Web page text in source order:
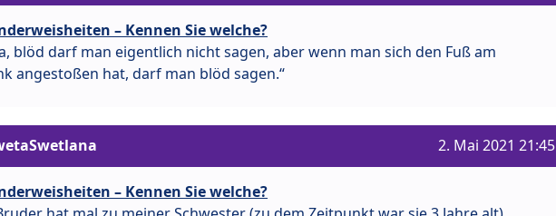
– Kennen Sie welche?
blöd darf man eigentlich nicht sagen, aber wenn man sich den Fuß am
angestoßen hat, darf man blöd sagen.“
2. Mai 2021 21:45
– Kennen Sie welche?